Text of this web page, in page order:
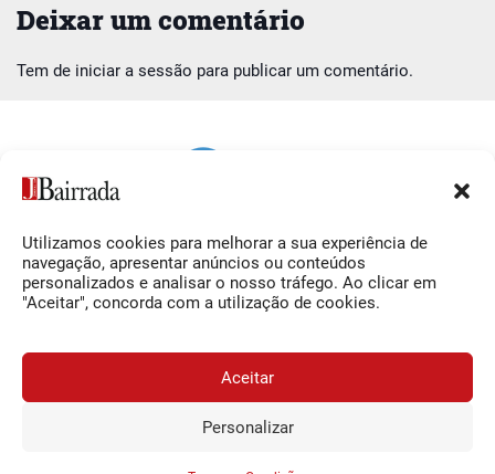
Utilizamos cookies para melhorar a sua experiência de
navegação, apresentar anúncios ou conteúdos
personalizados e analisar o nosso tráfego. Ao clicar em
"Aceitar", concorda com a utilização de cookies.
Aceitar
Personalizar
Deixar um comentário
Tem de iniciar a sessão para publicar um comentário.
Siga-nos
Facebook
O Jornal da Bairrada
Contactos
Termos e Condições